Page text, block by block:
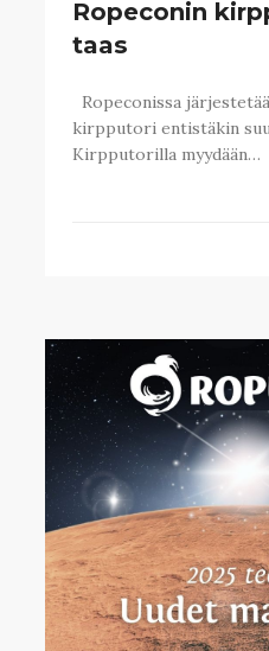
Ropeconin
taas
Ropeconissa
kirpputori entistäkin
Kirpputorilla myydään…